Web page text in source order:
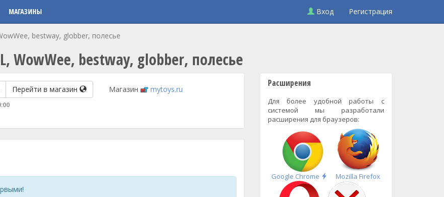
МАГАЗИНЫ Вход Регистрация
bestway, globber, полесье
WowWee, bestway, globber, полесье
Перейти в магазин Магазин mytoys.ru
Расширения
Для более удобной работы с
системой мы разработали
расширения для браузеров:
Google Chrome
Быстрая
установка
Mozilla Firefox